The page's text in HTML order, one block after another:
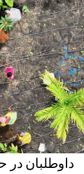
داوطلبان در